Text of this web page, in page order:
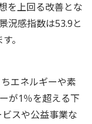
を上回る改善とな
況感指数は53.9と
。
エネルギーや素
が1％を超える下
スや公益事業な